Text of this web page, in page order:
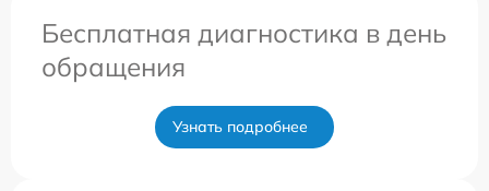
Бесплатная диагностика в день
обращения
Узнать подробнее